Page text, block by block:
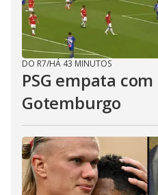
DO R7/HÁ 43 MINUTOS
PSG empata
Gotemburgo